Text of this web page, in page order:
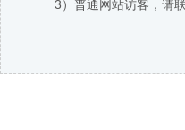
3）普通网站访客，请